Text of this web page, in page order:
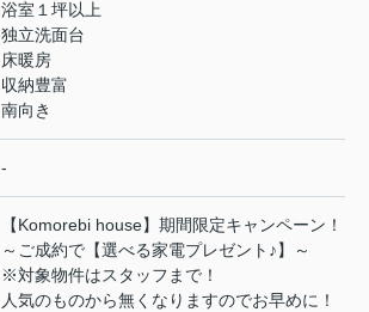
浴室１坪以上
独立洗面台
床暖房
収納豊富
南向き
-
【Komorebi house】期間限定キャンペーン！
～ご成約で【選べる家電プレゼント♪】～
※対象物件はスタッフまで！
人気のものから無くなりますのでお早めに！